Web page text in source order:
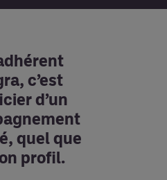
c’est
d’un
quel que
profil.